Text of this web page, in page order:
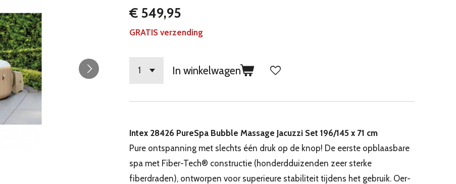
€ 549,95
GRATIS verzending
In winkelwagen
Intex 28426 PureSpa Bubble Massage Jacuzzi Set 196/145 x 71 cm
Pure ontspanning met slechts één druk op de knop! De eerste opblaasbare
spa met Fiber-Tech® constructie (honderdduizenden zeer sterke
fiberdraden), ontworpen voor superieure stabiliteit tijdens het gebruik. Oer-